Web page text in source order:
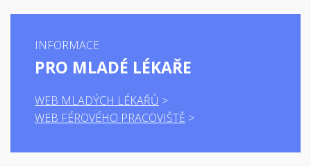
INFORMACE
PRO MLADÉ LÉKAŘE
WEB MLADÝCH LÉKAŘŮ
WEB FÉROVÉHO PRACOVIŠTĚ